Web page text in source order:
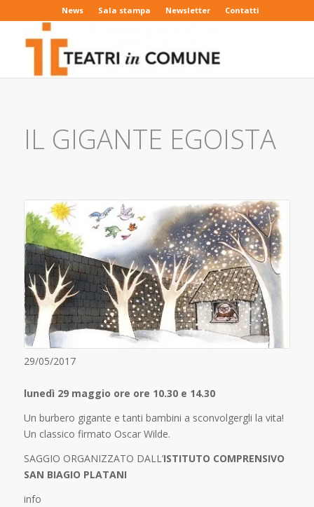
News Sala stampa Newsletter Contatti
IL GIGANTE EGOISTA
29/05/2017
lunedì 29 maggio ore ore 10.30 e 14.30
Un burbero gigante e tanti bambini a sconvolgergli la vita!
Un classico firmato Oscar Wilde.
SAGGIO ORGANIZZATO DALL’ISTITUTO COMPRENSIVO
SAN BIAGIO PLATANI
info